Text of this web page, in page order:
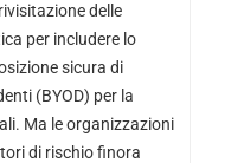
delle
per includere lo
sicura di
(BYOD) per la
Ma le organizzazioni
di rischio finora